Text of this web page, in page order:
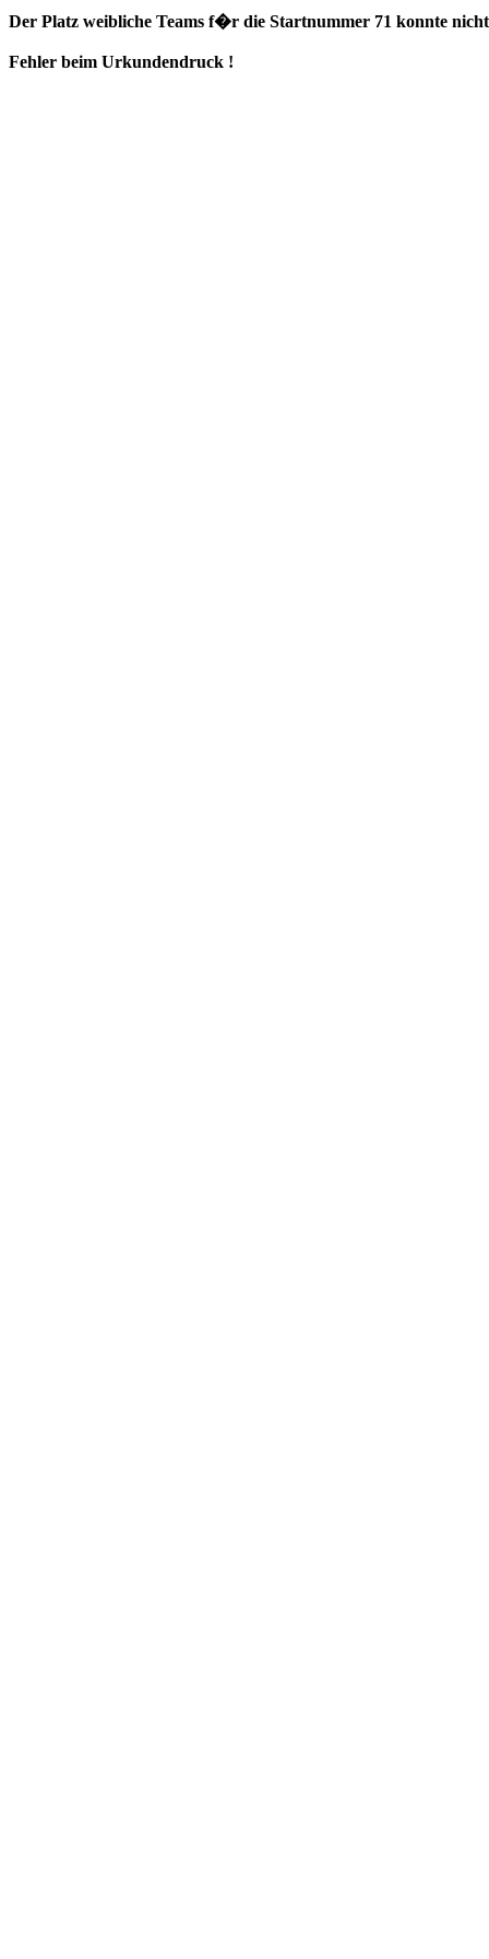
Der Platz weibliche Teams f�r die Startnummer 71 konnte
Fehler beim Urkundendruck !